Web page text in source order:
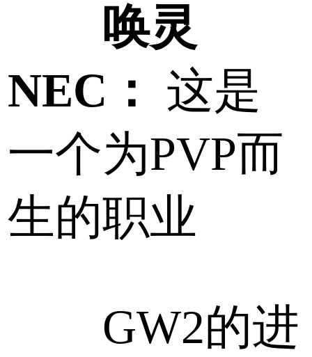
唤灵
NEC： 这是
一个为PVP而
生的职业
GW2的进